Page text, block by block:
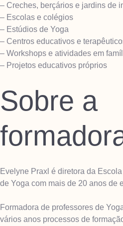
– Creches, berçários e jardins de
– Escolas e colégios
– Estúdios de Yoga
– Centros educativos e
– Workshops e atividades em
– Projetos educativos próprios
Sobre a
Evelyne Praxl é diretora da
de Yoga com mais de 20 anos de
Formadora de professores de
vários anos processos de